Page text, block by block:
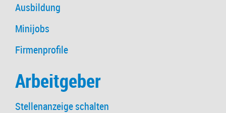
Ausbildung
Minijobs
Firmenprofile
Arbeitgeber
Stellenanzeige schalten